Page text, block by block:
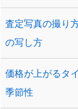
査定写真の撮り
の写し方
価格が上がるタ
季節性